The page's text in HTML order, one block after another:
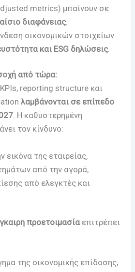
metrics) μπαίνουν σε
διαφάνειας
οικονομικών στοιχείων
και ESG δηλώσεις
από τώρα:
reporting structure και
λαμβάνονται σε επίπεδο
. Η καθυστερημένη
τον κίνδυνο:
εικόνα της εταιρείας,
από την αγορά,
από ελεγκτές και
προετοιμασίαεπιτρέπει
της οικονομικής επίδοσης,